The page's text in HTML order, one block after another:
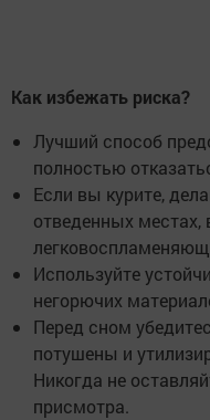
Как избежать риска?
Лучший способ
полностью
Если вы курите,
отведенных местах,
Используйте
негорючих
Перед сном
потушены и
Никогда не
присмотра.